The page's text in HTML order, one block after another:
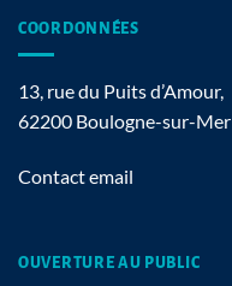
COORDONNÉES
13, rue du Puits d’Amour,
62200 Boulogne-sur-Mer
Contact email
OUVERTURE AU PUBLIC